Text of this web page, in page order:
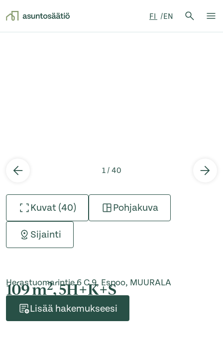
FI EN
Hae:
1 / 40
Kuvat (40) Pohjakuva
Sijainti
Herastuomarintie 6 C 9, Espoo, MUURALA
109 m2, 5H+K+S
Lisää hakemukseesi